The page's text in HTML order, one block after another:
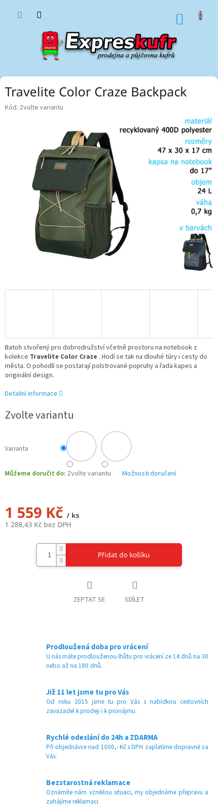
Travelite Color Craze Backpack
Kód: Zvolte variantu
1 559 Kč / ks
1 288,43 Kč bez DPH
Zvolte variantu
Varianta
Můžeme doručit do: Zvolte variantu Možnosti doručení
Přidat do košíku
Batoh stvořený pro dobrodružství včetně prostoru na notebook z
kolekce Travelite Color Craze . Hodí se tak na dlouhé túry i cesty do
města. O pohodlí se postarají polstrované popruhy a řada kapes a
originální design.
Detailní informace
ZEPTAT SE SDÍLET
Prodloužená doba pro vrácení
U nás máte prodlouženou lhůtu pro vrácení ze 14 dnů na 30
nebo až na 180 dnů.
Již 11 let jsme tu pro Vás
Od roku 2015 jsme tu pro Vás s nabídkou cestovních
zavazadel k prodeji i k pronájmu.
Rychlé odeslání do 24h a ZDARMA
Při objednávce nad 1000,- Kč s DPH zaplatíme dopravné za
Vás.
Bezstarostná reklamace
Oznámíte nám vzniklou situaci, my objednáme přepravu a
zahájíme reklamaci.